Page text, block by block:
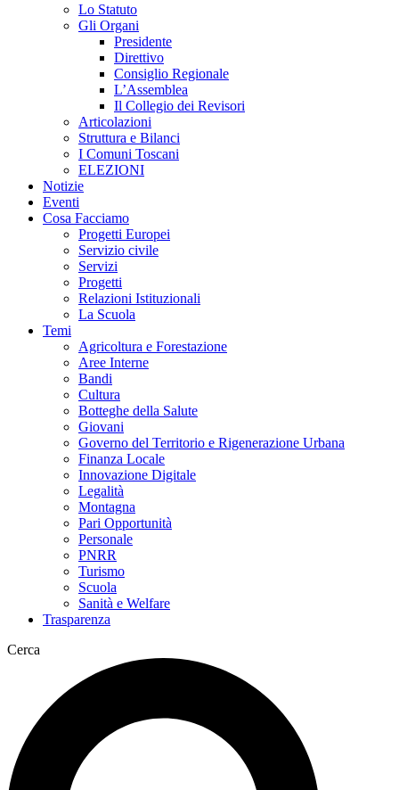
Lo Statuto
Gli Organi
Presidente
Direttivo
Consiglio Regionale
L’Assemblea
Il Collegio dei Revisori
Articolazioni
Struttura e Bilanci
I Comuni Toscani
ELEZIONI
Notizie
Eventi
Cosa Facciamo
Progetti Europei
Servizio civile
Servizi
Progetti
Relazioni Istituzionali
La Scuola
Temi
Agricoltura e Forestazione
Aree Interne
Bandi
Cultura
Botteghe della Salute
Giovani
Governo del Territorio e Rigenerazione Urbana
Finanza Locale
Innovazione Digitale
Legalità
Montagna
Pari Opportunità
Personale
PNRR
Turismo
Scuola
Sanità e Welfare
Trasparenza
Cerca